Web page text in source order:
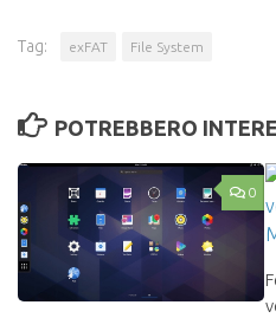
Tag: exFAT File System
POTREBBERO
0